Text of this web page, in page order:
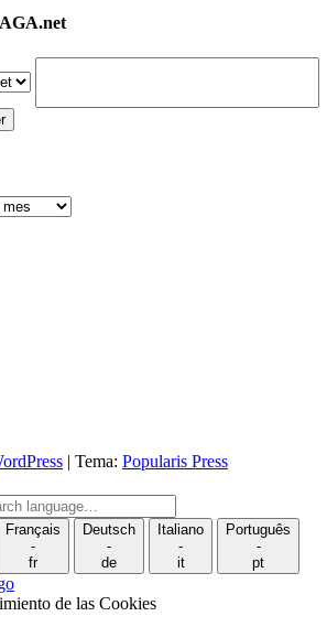
| Tema: Popularis Press
Français
-
fr
Deutsch
-
de
Italiano
-
it
Português
-
pt
de las Cookies